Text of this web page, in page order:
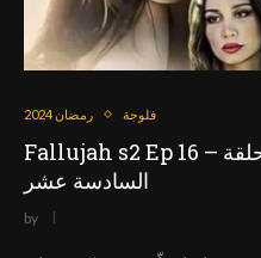
رمضان 2024 فلوجة
Fallujah s2 Ep 16 – فلّوجة الجزأ الثاني الحلقة
السادسة عشر
by